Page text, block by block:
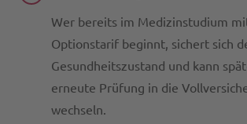
Wer bereits im Medizinstudium
Optionstarif beginnt, sichert sich
Gesundheitszustand und kann
erneute Prüfung in die
wechseln.